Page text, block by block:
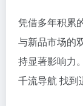
凭借多年积累
与新品市场的
持显著影响力
千流导航 找到